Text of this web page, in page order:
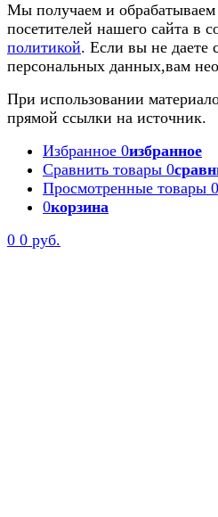
Мы получаем и
посетителей нашего сайта в
политикой. Если вы не даете
персональных данных,вам
При использовании
прямой ссылки на источник.
Избранное 0избранное
Сравнить товары 0
Просмотренные товары 0
0корзина
0 0 руб.